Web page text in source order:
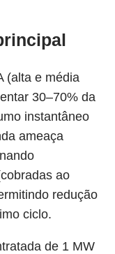
(alta e média
30–70% da
instantâneo
ameaça
ao
redução
ciclo.
de 1 MW